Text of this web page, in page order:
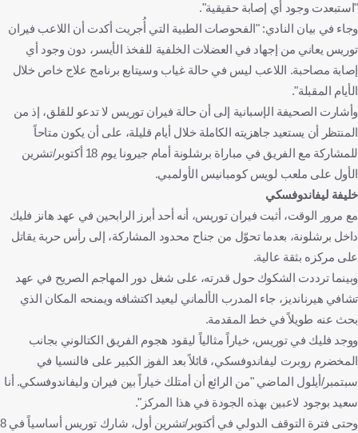
"استبعدت وجود أي إصابة حقيقية".
وجاء في بيان النادي: "الفحوصات الطبية التي أُجريت أكدت أن اللاعب فيران
توريس يعاني من إجهاد في العضلات الخلفية للفخذ الأيسر، دون وجود أي
إصابة مصاحبة. اللاعب ليس في حالة غياب وسيتابع برنامج علاج خاص خلال
الأيام المقبلة".
وأشارت الصحيفة الإسبانية إلى أن حالة فيران توريس لا تدعو للقلق، إذ من
المنتظر أن يستعيد جاهزيته الكاملة خلال أيام قليلة، على أن يكون متاحاً
للمشاركة مع الفريق في مباراة برشلونة أمام جيرونا يوم 18 أكتوبر/تشرين
الأول على ملعب لويس كومبانيس الأولمبي.
خليفة ليفاندوفسكي
مع مرور الوقت، أثبت فيران توريس، أنه أحد أبرز الرابحين في عهد هانز فليك
داخل برشلونة، بعدما تحوّل من جناح محدود المشاركة، إلى رأس حربة يقاتل
على مركزه بثقة عالية.
وبينما ترددت الشكوك حول قدرته، على شغل دور المهاجم الصريح في عهد
تشافي هيرنانديز، جاء المدرب الألماني ليعيد اكتشافه ويمنحه المكان الذي
بحث عنه طويلاً في خط المقدمة.
ووجد فليك في توريس، خياراً مثالياً ليقود هجوم الفريق الكتالوني بجانب
المخضرم روبرت ليفاندوفسكي، قائلاً بعد الفوز الكبير على فالنسيا في
سبتمبر/أيلول الماضي "من الرائع أن أمتلك خياراً بين فيران وليفاندوفسكي. أنا
سعيد بوجود لاعبين بهذه الجودة في هذا المركز".
وحتى فترة التوقف الدولي في أكتوبر/تشرين أول، شارك توريس أساسياً في 8